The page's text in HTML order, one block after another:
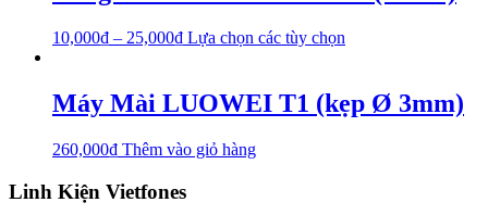
10,000₫ – 25,000₫ Lựa chọn các tùy chọn
Máy Mài LUOWEI T1 (kẹp Ø 3mm)
260,000₫ Thêm vào giỏ hàng
Linh Kiện Vietfones